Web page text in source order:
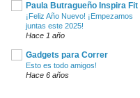
Paula Butragueño Inspira Fit
¡Feliz Año Nuevo! ¡Empezamos
juntas este 2025!
Hace 1 año
Gadgets para Correr
Esto es todo amigos!
Hace 6 años